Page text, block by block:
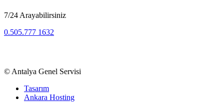
7/24 Arayabilirsiniz
0.505.777 1632
© Antalya Genel Servisi
Tasarım
Ankara Hosting